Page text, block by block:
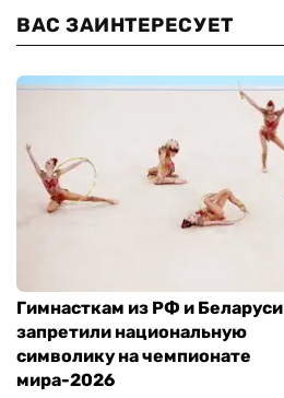
ВАС ЗАИНТЕРЕСУЕТ
Гимнасткам из РФ и Беларуси
запретили национальную
символику на чемпионате
мира-2026